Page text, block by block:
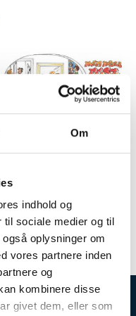
Om
indhold og
til sociale medier og til
oplysninger om
vores partnere inden
og
kombinere disse
givet dem, eller som